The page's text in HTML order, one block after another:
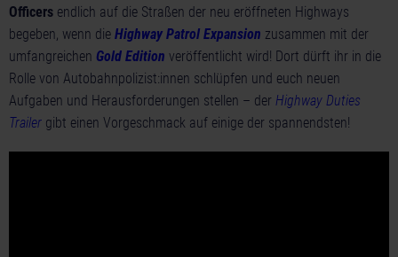
Officers endlich auf die Straßen der neu eröffneten Highways
begeben, wenn die Highway Patrol Expansion zusammen mit der
umfangreichen Gold Edition veröffentlicht wird! Dort dürft ihr in die
Rolle von Autobahnpolizist:innen schlüpfen und euch neuen
Aufgaben und Herausforderungen stellen – der Highway Duties
Trailer gibt einen Vorgeschmack auf einige der spannendsten!